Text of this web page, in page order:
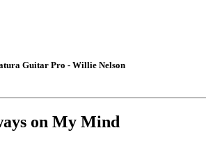
Guitar Pro - Willie Nelson
on My Mind